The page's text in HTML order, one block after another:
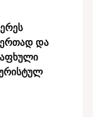
ერთად და